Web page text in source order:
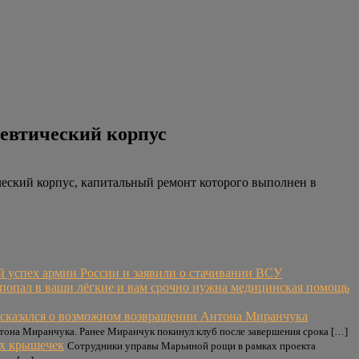
корпус
корпус, капитальный ремонт которого выполнен в
армии России и заявили о стачивании ВСУ
в ваши лёгкие и вам срочно нужна медицинская помощь
о возможном возвращении Антона Миранчука
Миранчука. Ранее Миранчук покинул клуб после завершения срока […]
крышечек Сотрудники управы Марьиной рощи в рамках проекта